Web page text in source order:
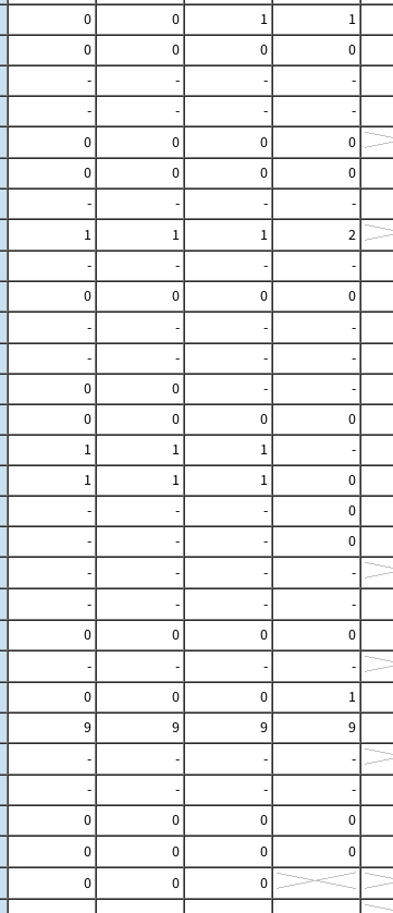
0 0 1 1
0 0 0 0
- - - -
- - - -
0 0 0
0
0 0 0 0
- - - -
1 1 1
2
- - - -
0 0 0 0
- - - -
- - - -
0 0 - -
0 0 0 0
1 1 1 -
1 1 1 0
- - - 0
- - - 0
- - -
-
- - - -
0 0 0 0
- - -
-
0 0 0 1
9 9 9 9
- - -
-
- - - -
0 0 0 0
0 0 0 0
0 0
0